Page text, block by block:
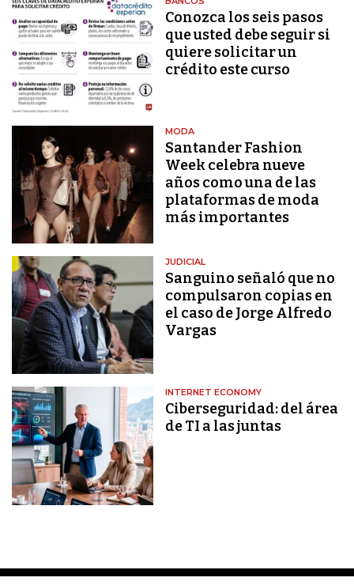
Conozca los seis pasos
que usted debe seguir si
quiere solicitar un
crédito este curso
MODA
Santander Fashion
Week celebra nueve
años como una de las
plataformas de moda
más importantes
JUDICIAL
Sanguino señaló que no
compulsaron copias en
el caso de Jorge Alfredo
Vargas
INTERNET ECONOMY
Ciberseguridad: del área
de TI a las juntas